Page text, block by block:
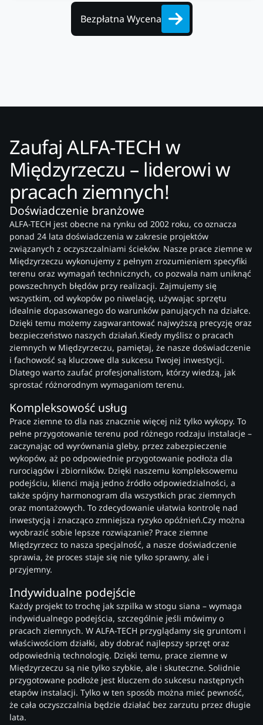
Bezpłatna Wycena
Zaufaj ALFA-TECH w
Międzyrzeczu – liderowi w
pracach ziemnych!
Doświadczenie branżowe
ALFA-TECH jest obecne na rynku od 2002 roku, co oznacza
ponad 24 lata doświadczenia w zakresie projektów
związanych z oczyszczalniami ścieków. Nasze prace ziemne w
Międzyrzeczu wykonujemy z pełnym zrozumieniem specyfiki
terenu oraz wymagań technicznych, co pozwala nam uniknąć
powszechnych błędów przy realizacji. Zajmujemy się
wszystkim, od wykopów po niwelację, używając sprzętu
idealnie dopasowanego do warunków panujących na działce.
Dzięki temu możemy zagwarantować najwyższą precyzję oraz
bezpieczeństwo naszych działań.Kiedy myślisz o pracach
ziemnych w Międzyrzeczu, pamiętaj, że nasze doświadczenie
i fachowość są kluczowe dla sukcesu Twojej inwestycji.
Dlatego warto zaufać profesjonalistom, którzy wiedzą, jak
sprostać różnorodnym wymaganiom terenu.
Kompleksowość usług
Prace ziemne to dla nas znacznie więcej niż tylko wykopy. To
pełne przygotowanie terenu pod różnego rodzaju instalacje –
zaczynając od wyrównania gleby, przez zabezpieczenie
wykopów, aż po odpowiednie przygotowanie podłoża dla
rurociągów i zbiorników. Dzięki naszemu kompleksowemu
podejściu, klienci mają jedno źródło odpowiedzialności, a
także spójny harmonogram dla wszystkich prac ziemnych
oraz montażowych. To zdecydowanie ułatwia kontrolę nad
inwestycją i znacząco zmniejsza ryzyko opóźnień.Czy można
wyobrazić sobie lepsze rozwiązanie? Prace ziemne
Międzyrzecz to nasza specjalność, a nasze doświadczenie
sprawia, że proces staje się nie tylko sprawny, ale i
przyjemny.
Indywidualne podejście
Każdy projekt to trochę jak szpilka w stogu siana – wymaga
indywidualnego podejścia, szczególnie jeśli mówimy o
pracach ziemnych. W ALFA-TECH przyglądamy się gruntom i
właściwościom działki, aby dobrać najlepszy sprzęt oraz
odpowiednią technologię. Dzięki temu, prace ziemne w
Międzyrzeczu są nie tylko szybkie, ale i skuteczne. Solidnie
przygotowane podłoże jest kluczem do sukcesu następnych
etapów instalacji. Tylko w ten sposób można mieć pewność,
że cała oczyszczalnia będzie działać bez zarzutu przez długie
lata.